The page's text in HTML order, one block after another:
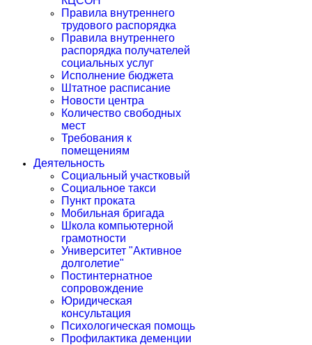
Правила внутреннего
трудового распорядка
Правила внутреннего
распорядка получателей
социальных услуг
Исполнение бюджета
Штатное расписание
Новости центра
Количество свободных
мест
Требования к
помещениям
Деятельность
Социальный участковый
Социальное такси
Пункт проката
Мобильная бригада
Школа компьютерной
грамотности
Университет "Активное
долголетие"
Постинтернатное
сопровождение
Юридическая
консультация
Психологическая помощь
Профилактика деменции